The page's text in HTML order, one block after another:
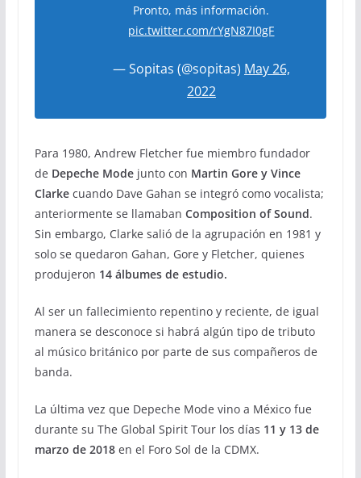
Pronto, más información.
pic.twitter.com/rYgN87I0gF
— Sopitas (@sopitas) May 26,
2022
Para 1980, Andrew Fletcher fue miembro fundador
de Depeche Modejunto con Martin Gore y Vince
Clarkecuando Dave Gahan se integró como vocalista;
anteriormente se llamaban Composition of Sound.
Sin embargo, Clarke salió de la agrupación en 1981 y
solo se quedaron Gahan, Gore y Fletcher, quienes
produjeron 14 álbumes de estudio.
Al ser un fallecimiento repentino y reciente, de igual
manera se desconoce si habrá algún tipo de tributo
al músico británico por parte de sus compañeros de
banda.
La última vez que Depeche Mode vino a México fue
durante su The Global Spirit Tour los días 11 y 13 de
marzo de 2018en el Foro Sol de la CDMX.